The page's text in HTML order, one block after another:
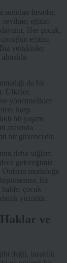
fırsatlar,
sevilme, eğitim
Her çocuk,
çocuğun eğitim
yetişkinler
almakla
da bir
Ülkeler,
yönetmelikler
karşı
bir yaşam
arasında
bir güvencedir.
daha sağlam
geleceğimiz
mutluluğu
bir
çocuk
yüzüdür.
ve
değil, insanlık